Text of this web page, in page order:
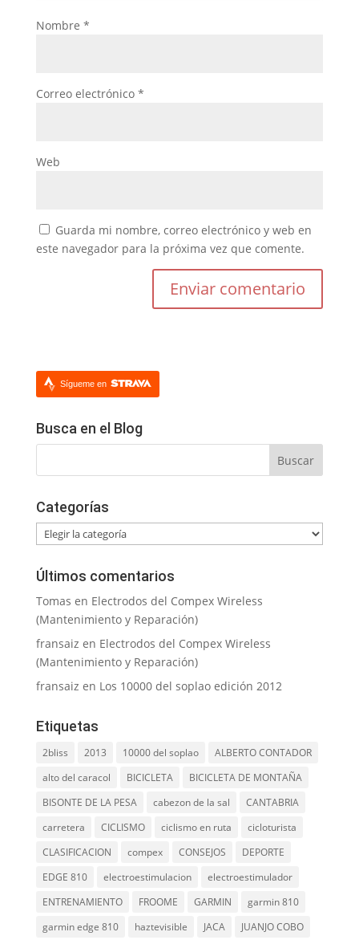
Nombre *
Correo electrónico *
Web
Guarda mi nombre, correo electrónico y web en
este navegador para la próxima vez que comente.
Sígueme en
Busca en el Blog
Categorías
Categorías
Últimos comentarios
Tomas en Electrodos del Compex Wireless
(Mantenimiento y Reparación)
fransaiz en Electrodos del Compex Wireless
(Mantenimiento y Reparación)
fransaiz en Los 10000 del soplao edición 2012
Etiquetas
2bliss 2013 10000 del soplao
ALBERTO CONTADOR
alto del caracol
BICICLETA
BICICLETA DE MONTAÑA
BISONTE DE LA PESA
cabezon de la sal
CANTABRIA
carretera
CICLISMO ciclismo en ruta
cicloturista
CLASIFICACION
compex CONSEJOS
DEPORTE
EDGE 810
electroestimulacion
electroestimulador
ENTRENAMIENTO
FROOME GARMIN
garmin 810
garmin edge 810
haztevisible JACA JUANJO COBO